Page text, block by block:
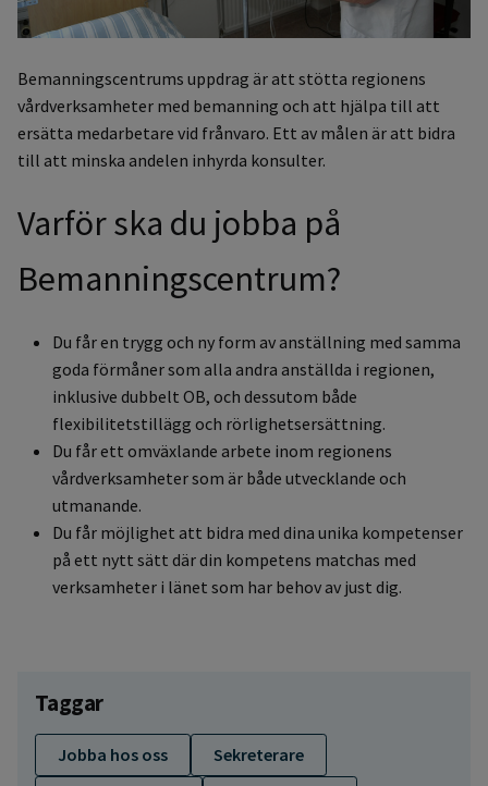
Bemanningscentrums uppdrag är att stötta regionens
vårdverksamheter med bemanning och att hjälpa till att
ersätta medarbetare vid frånvaro. Ett av målen är att bidra
till att minska andelen inhyrda konsulter.
Varför ska du jobba på
Bemanningscentrum?
Du får en trygg och ny form av anställning med samma
goda förmåner som alla andra anställda i regionen,
inklusive dubbelt OB, och dessutom både
flexibilitetstillägg och rörlighetsersättning.
Du får ett omväxlande arbete inom regionens
vårdverksamheter som är både utvecklande och
utmanande.
Du får möjlighet att bidra med dina unika kompetenser
på ett nytt sätt där din kompetens matchas med
verksamheter i länet som har behov av just dig.
Taggar
Jobba hos oss
Sekreterare